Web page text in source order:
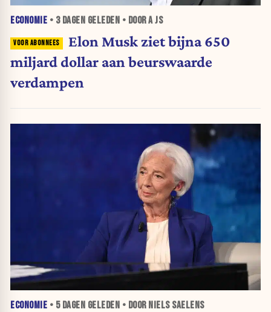
ECONOMIE • 3 DAGEN GELEDEN • DOOR A JS
Elon Musk ziet bijna 650
miljard dollar aan beurswaarde
verdampen
ECONOMIE • 5 DAGEN GELEDEN • DOOR NIELS SAELENS